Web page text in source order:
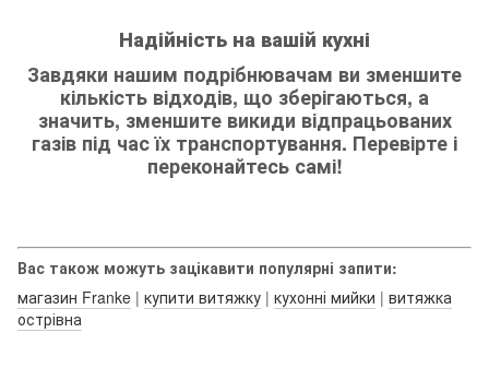
Надійність на вашій кухні
Завдяки нашим подрібнювачам ви зменшите
кількість відходів, що зберігаються, а
значить, зменшите викиди відпрацьованих
газів під час їх транспортування. Перевірте і
переконайтесь самі!
Вас також можуть зацікавити популярні запити:
магазин Franke | купити витяжку | кухонні мийки | витяжка
острівна